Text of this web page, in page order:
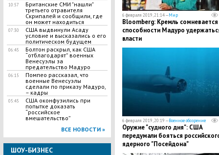
10:57
Британские СМИ "нашли"
третьего отравителя
Скрипалей и сообщили, где
он может находиться
07:30
США выдвинули Асаду
условие и высказались о его
политическом будущем
06:45
Болтон раскрыл, как США
“отблагодарят” военных
Венесуэлы за
предательство Мадуро
06:15
Помпео рассказал, что
военные Венесуэлы
сделали по приказу Мадуро,
– кадры
05:45
США оконфузились при
попытке доказать
“российское
вмешательство”
ВСЕ НОВОСТИ »
ШОУ-БИЗНЕС
6 февраля 2019, 21:14 —Мир
Bloomberg: Кремль сомневается
способности Мадуро
власти
6 февраля 2019, 20:19 —Военное обозрение
Оружие "судного дня": США
передумали бояться
ядерного "Посейдона"